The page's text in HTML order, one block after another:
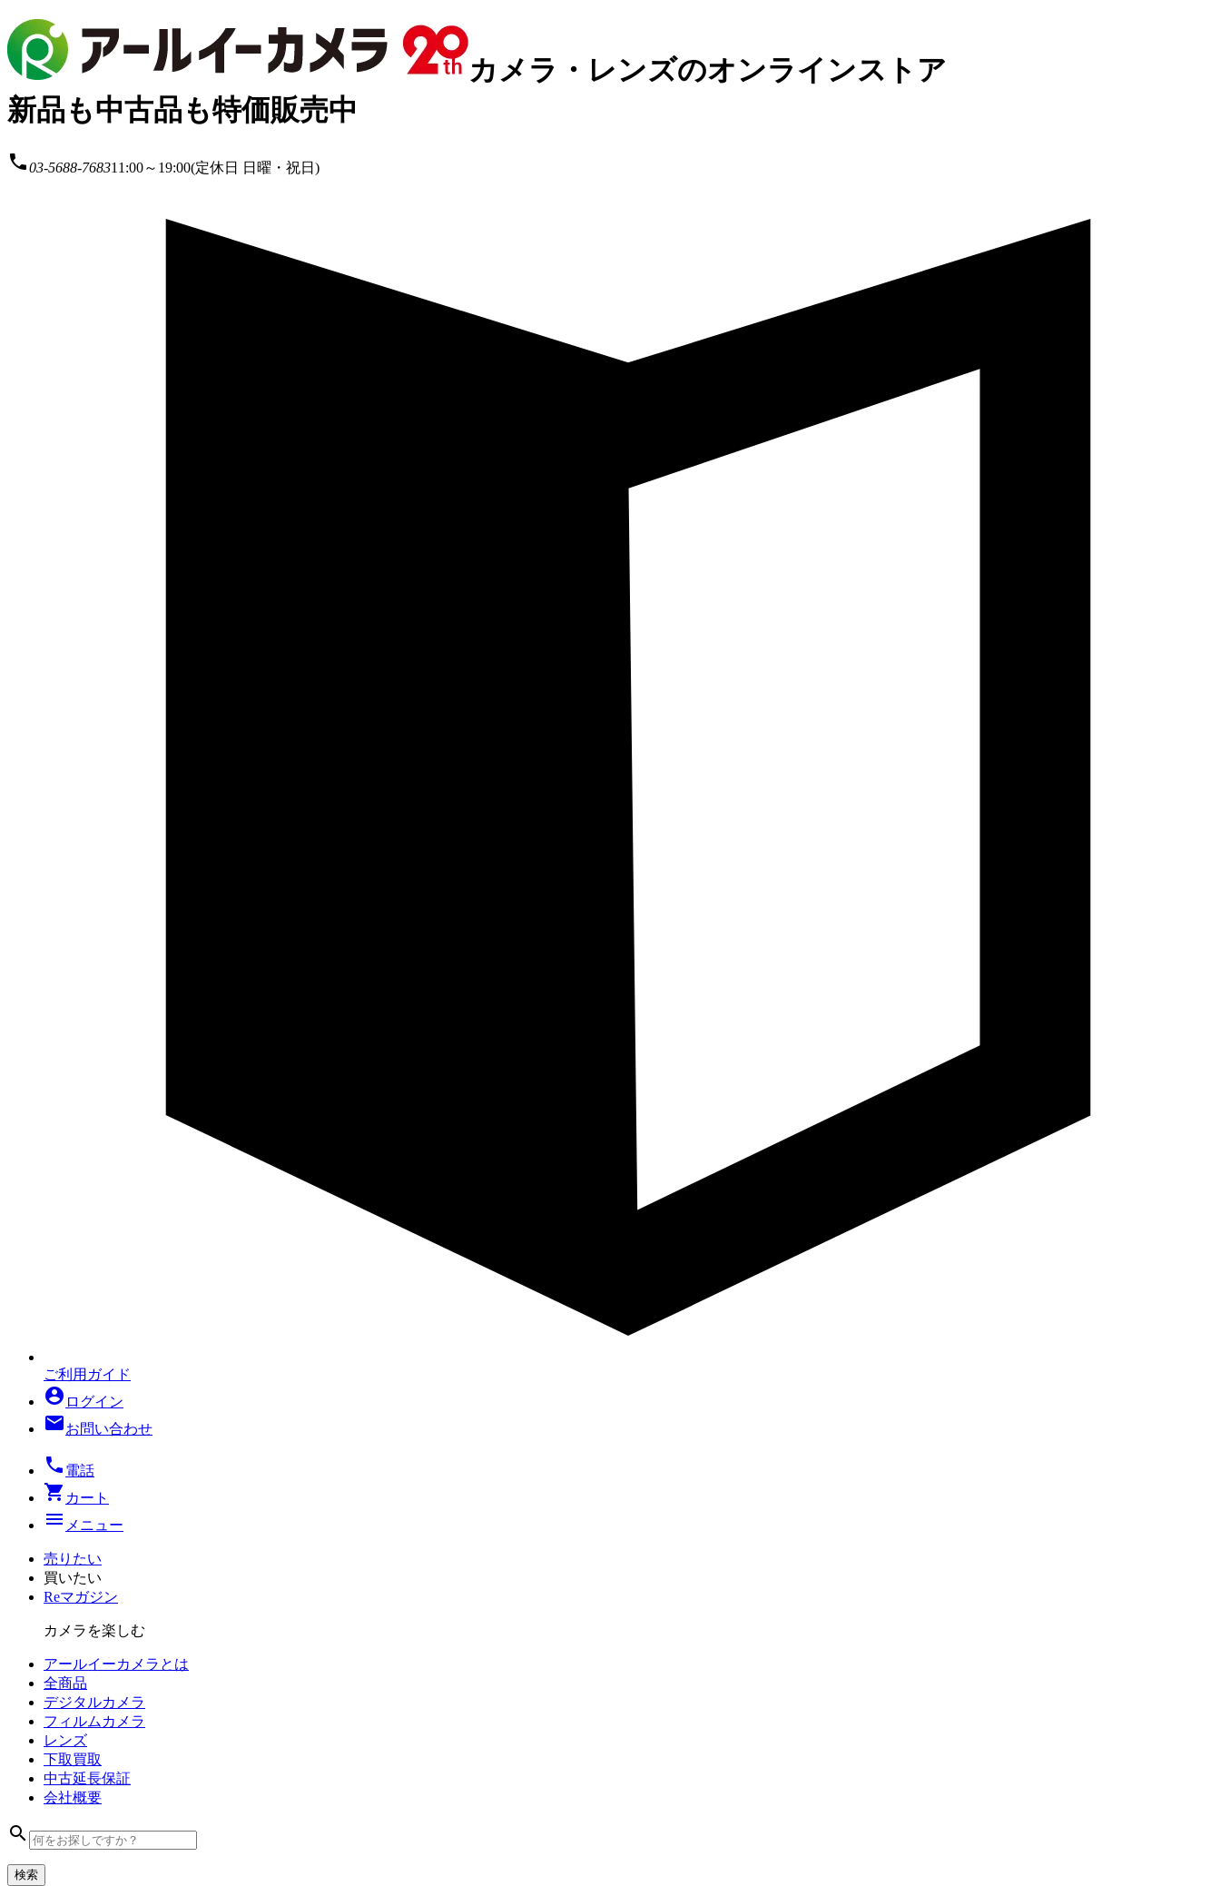
カメラ・レンズのオンラインストア
新品も中古品も特価販売中
local_phone03-5688-768311:00～19:00(定休日 日曜・祝日)
ご利用ガイド
account_circle ログイン
mailお問い合わせ
local_phone 電話
shopping_cart カート
menu メニュー
売りたい
買いたい
Reマガジン
カメラを楽しむ
アールイーカメラとは
全商品
デジタルカメラ
フィルム カメラ
レンズ
下取買取
中古延長保証
会社概要
search